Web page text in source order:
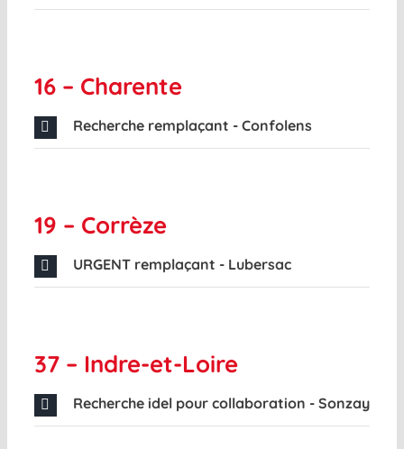
16 – Charente
Recherche remplaçant - Confolens
19 – Corrèze
URGENT remplaçant - Lubersac
37 – Indre-et-Loire
Recherche idel pour collaboration - Sonzay